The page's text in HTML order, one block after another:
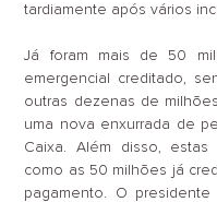
tardiamente após vários
Já foram mais de 50
emergencial creditado,
outras dezenas de
uma nova enxurrada de
Caixa. Além disso, estas
como as 50 milhões já
pagamento. O